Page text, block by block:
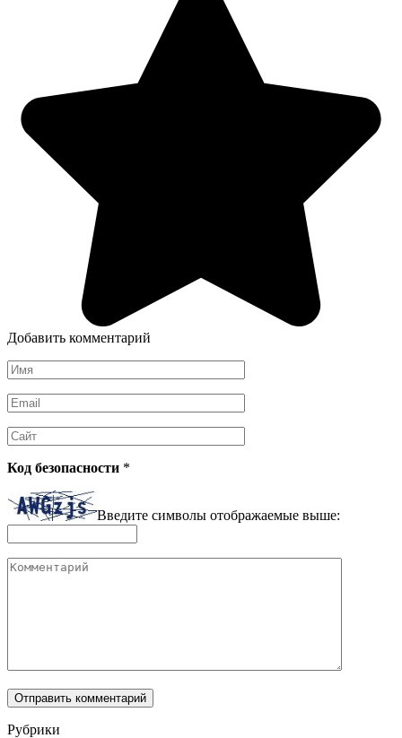
Добавить комментарий
Имя
*
Email
*
Сайт
Код безопасности *
Введите символы отображаемые выше:
Комментарий
Рубрики